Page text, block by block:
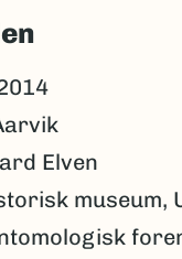
Elven
museum,